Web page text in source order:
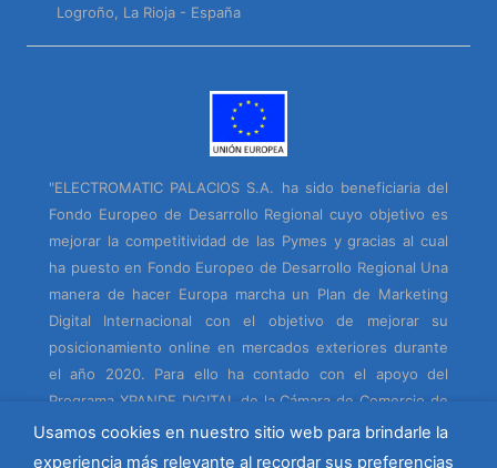
Logroño, La Rioja - España
"ELECTROMATIC PALACIOS S.A. ha sido beneficiaria del
Fondo Europeo de Desarrollo Regional cuyo objetivo es
mejorar la competitividad de las Pymes y gracias al cual
ha puesto en Fondo Europeo de Desarrollo Regional Una
manera de hacer Europa marcha un Plan de Marketing
Digital Internacional con el objetivo de mejorar su
posicionamiento online en mercados exteriores durante
el año 2020. Para ello ha contado con el apoyo del
Programa XPANDE DIGITAL de la Cámara de Comercio de
La Rioja."
Usamos cookies en nuestro sitio web para brindarle la
experiencia más relevante al recordar sus preferencias